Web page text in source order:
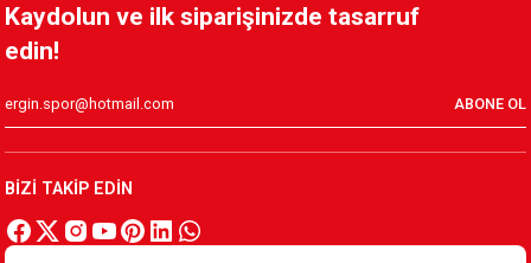
Tükendi
199,90 TL
Kaydolun ve ilk siparişinizde tasarruf
edin!
ABONE OL
BİZİ TAKİP EDİN